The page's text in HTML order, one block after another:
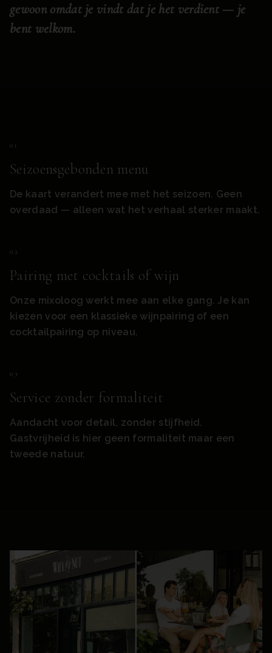
gewoon omdat je vindt dat je het verdient — je
bent welkom.
0 1
Seizoensgebonden menu
De kaart verandert mee met het seizoen. Geen
overdaad — alleen wat het verhaal sterker maakt.
0 2
Pairing met cocktails of wijn
Onze mixoloog werkt mee aan elke gang. Je kan
kiezen voor een klassieke wijnpairing of een
cocktailpairing op niveau.
0 3
Service zonder formaliteit
Aandacht voor detail, zonder stijfheid.
Gastvrijheid is hier geen formaliteit maar een
tweede natuur.